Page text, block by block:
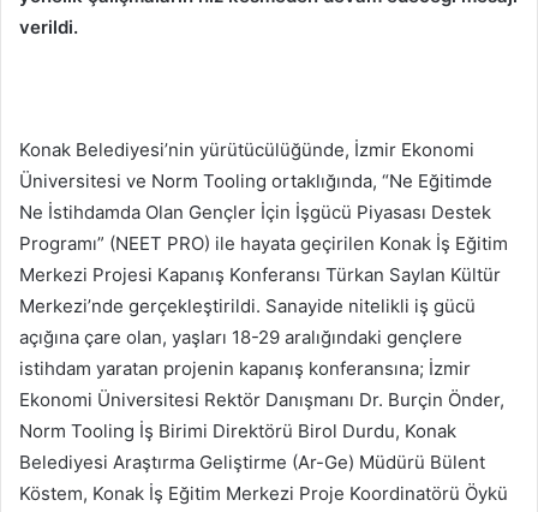
verildi.
Konak Belediyesi’nin yürütücülüğünde, İzmir Ekonomi
Üniversitesi ve Norm Tooling ortaklığında, “Ne Eğitimde
Ne İstihdamda Olan Gençler İçin İşgücü Piyasası Destek
Programı” (NEET PRO) ile hayata geçirilen Konak İş Eğitim
Merkezi Projesi Kapanış Konferansı Türkan Saylan Kültür
Merkezi’nde gerçekleştirildi. Sanayide nitelikli iş gücü
açığına çare olan, yaşları 18-29 aralığındaki gençlere
istihdam yaratan projenin kapanış konferansına; İzmir
Ekonomi Üniversitesi Rektör Danışmanı Dr. Burçin Önder,
Norm Tooling İş Birimi Direktörü Birol Durdu, Konak
Belediyesi Araştırma Geliştirme (Ar-Ge) Müdürü Bülent
Köstem, Konak İş Eğitim Merkezi Proje Koordinatörü Öykü